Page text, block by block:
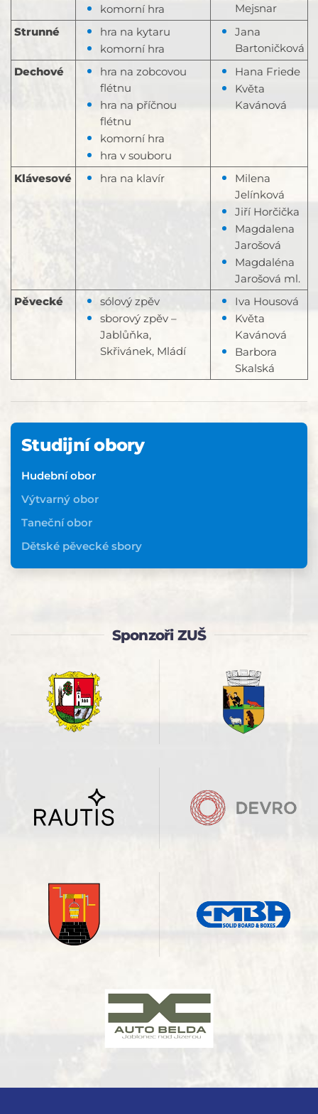
komorní hra
Mejsnar
Strunné
hra na kytaru
komorní hra
Jana
Bartoničková
Dechové
hra na zobcovou
flétnu
hra na příčnou
flétnu
komorní hra
hra v souboru
Hana Friede
Květa
Kavánová
Klávesové hra na klavír
Milena
Jelínková
Jiří Horčička
Magdalena
Jarošová
Magdaléna
Jarošová ml.
Pěvecké
sólový zpěv
sborový zpěv –
Jablůňka,
Skřivánek, Mládí
Iva Housová
Květa
Kavánová
Barbora
Skalská
Studijní obory
Hudební obor
Výtvarný obor
Taneční obor
Dětské pěvecké sbory
Sponzoři ZUŠ